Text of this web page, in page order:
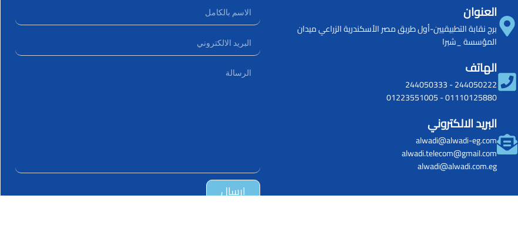
العنوان
برج نقابة التطبيقيين-أول طريق مصر الأسكندرية الزراعي ميدان
المؤسسة _شبرا
الهاتف
244050222
-
244050333
01110125880
-
01223551005
البريد الالكتروني
alwadi@alwadi-eg.com
alwadi.telecom@gmail.com
alwadi@alwadi.com.eg
ارسال